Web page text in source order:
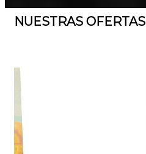
NUESTRAS OFERTAS